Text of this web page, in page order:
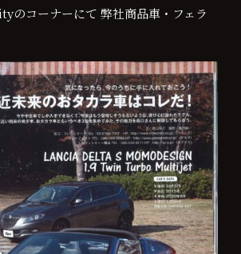
コーナーにて 弊社商品車・フェラ